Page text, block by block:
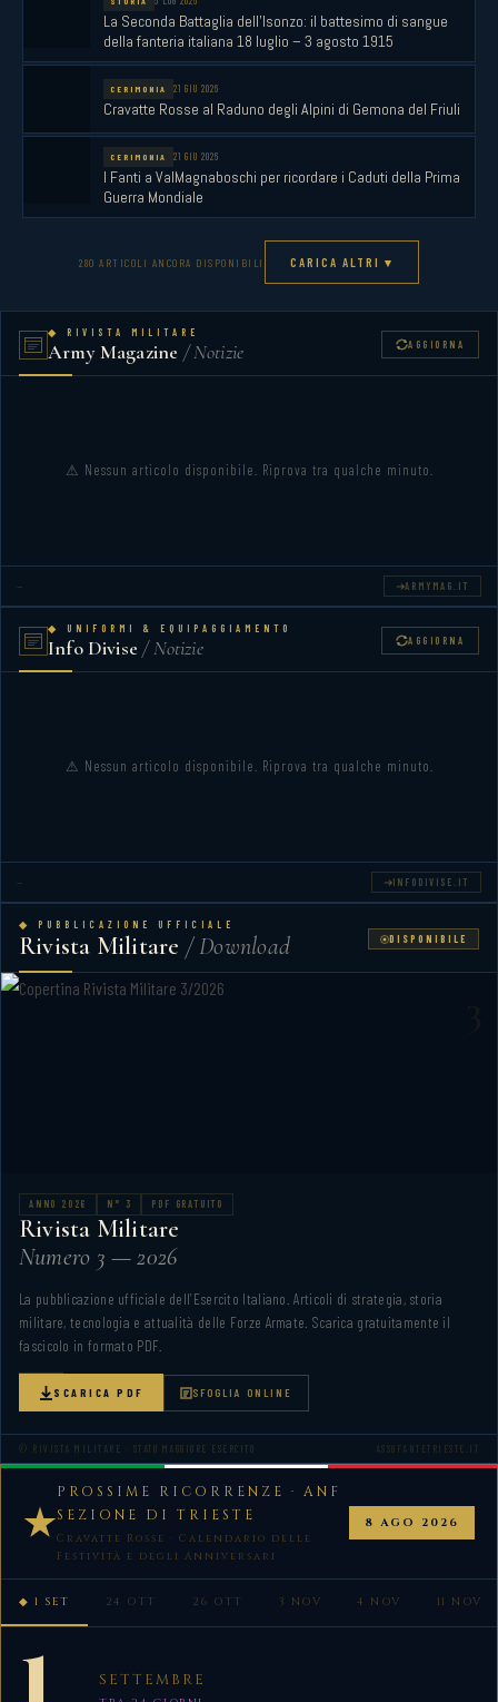
anni passati, versava in stato d’abbandono e degrado, ma nel 2005
è stato perfettamente restaurato su iniziativa ed a cura della
Sezione del Fante di Vicenza.[nota di Livio Fogar]
La Seconda Battaglia dell’Isonzo: il battesimo di sangue
della fanteria italiana 18 luglio – 3 agosto 1915
CERIMONIA 21 GIU 2026
Cravatte Rosse al Raduno degli Alpini di Gemona del Friuli
CERIMONIA 21 GIU 2026
I Fanti a ValMagnaboschi per ricordare i Caduti della Prima
Guerra Mondiale
280 ARTICOLI ANCORA DISPONIBILI CARICA ALTRI ▾
PROSSIME RICORRENZE · ANF
SEZIONE DI TRIESTE
Cravatte Rosse · Calendario delle
Festività e degli Anniversari
8 AGO 2026
◆ 1 SET 24 OTT 26 OTT 3 NOV 4 NOV 11 NOV
SETTEMBRE